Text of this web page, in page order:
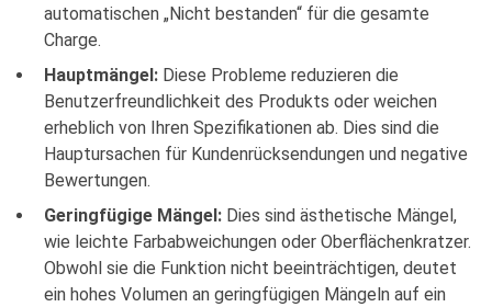
automatischen „Nicht bestanden“ für die gesamte
Charge.
Hauptmängel: Diese Probleme reduzieren die
Benutzerfreundlichkeit des Produkts oder weichen
erheblich von Ihren Spezifikationen ab. Dies sind die
Hauptursachen für Kundenrücksendungen und negative
Bewertungen.
Geringfügige Mängel: Dies sind ästhetische Mängel,
wie leichte Farbabweichungen oder Oberflächenkratzer.
Obwohl sie die Funktion nicht beeinträchtigen, deutet
ein hohes Volumen an geringfügigen Mängeln auf ein